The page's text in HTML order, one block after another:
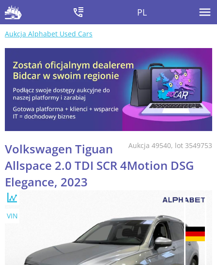
PL
Aukcja Alphabet Used Cars
Aukcja 49540, lot 3549753
Volkswagen Tiguan
Allspace 2.0 TDI SCR 4Motion DSG
Elegance, 2023
VIN